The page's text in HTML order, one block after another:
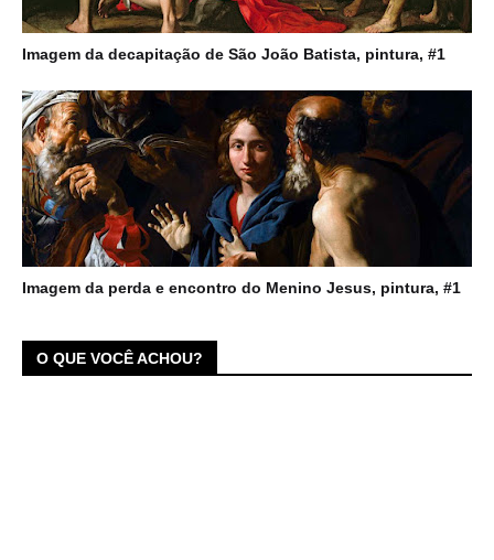
Imagem da decapitação de São João Batista, pintura, #1
Imagem da perda e encontro do Menino Jesus, pintura, #1
O QUE VOCÊ ACHOU?